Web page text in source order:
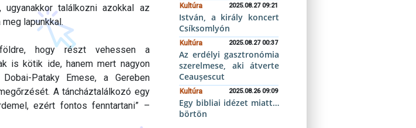
találkozni azokkal az
lapunkkal.
hogy részt vehessen a
is kötik ide, hanem mert nagyon
Pataky Emese, a Gereben
A táncháztalálkozó egy
ezért fontos fenntartani” –
Kultúra 2025.08.27 09:21
István, a király koncert
Csíksomlyón
Kultúra 2025.08.27 00:37
Az erdélyi gasztronómia
szerelmese, aki átverte
Ceaușescut
Kultúra 2025.08.26 09:09
Egy bibliai idézet miatt…
börtön